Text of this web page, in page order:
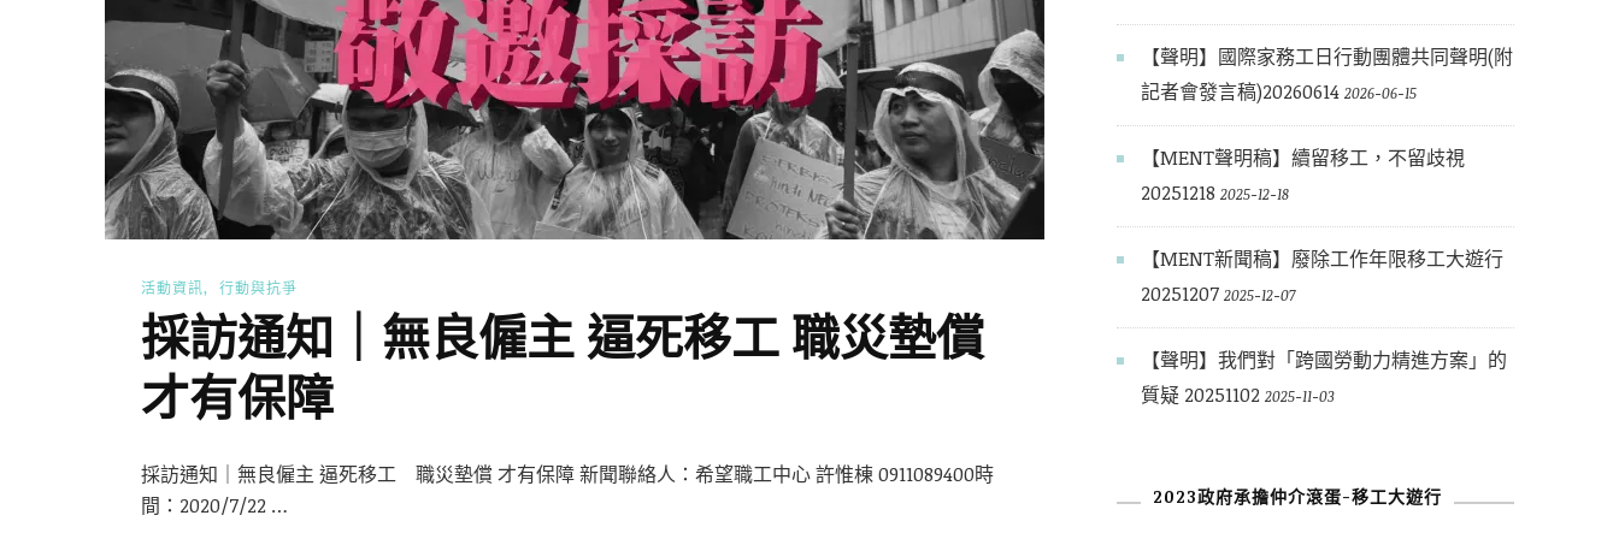
活動資訊 行動與抗爭
採訪通知｜無良僱主 逼死移工 職災墊償
才有保障
採訪通知｜無良僱主 逼死移工 職災墊償 才有保障 新聞聯絡人：希望職工中心 許惟棟 0911089400時
間：2020/7/22 …
【聲明】國際家務工日行動團體共同聲明(附
記者會發言稿)20260614 2026-06-15
【MENT聲明稿】續留移工，不留歧視
20251218 2025-12-18
【MENT新聞稿】廢除工作年限移工大遊行
20251207 2025-12-07
【聲明】我們對「跨國勞動力精進方案」的
質疑 20251102 2025-11-03
2023政府承擔仲介滾蛋-移工大遊行